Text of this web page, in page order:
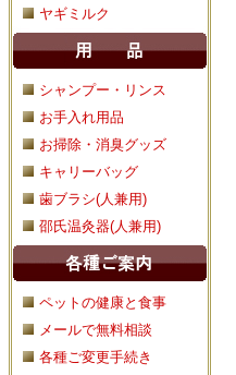
ヤギミルク
シャンプー・リンス
お手入れ用品
お掃除・消臭グッズ
キャリーバッグ
歯ブラシ(人兼用)
邵氏温灸器(人兼用)
ペットの健康と食事
メールで無料相談
各種ご変更手続き